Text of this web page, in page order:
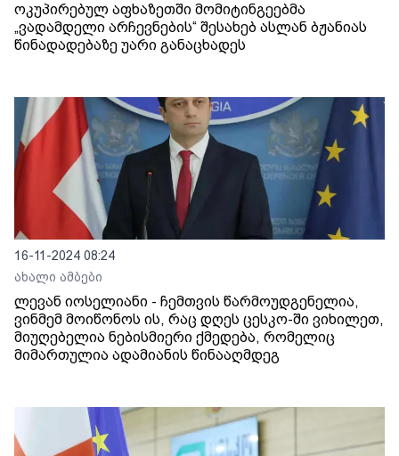
ოკუპირებულ აფხაზეთში მომიტინგეებმა
„ვადამდელი არჩევნების“ შესახებ ასლან ბჟანიას
წინადადებაზე უარი განაცხადეს
16-11-2024 08:24
ახალი ამბები
ლევან იოსელიანი - ჩემთვის წარმოუდგენელია,
ვინმემ მოიწონოს ის, რაც დღეს ცესკო-ში ვიხილეთ,
მიუღებელია ნებისმიერი ქმედება, რომელიც
მიმართულია ადამიანის წინააღმდეგ